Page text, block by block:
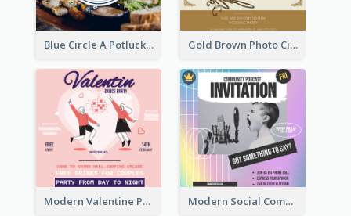
Blue Circle A Potluck Party Invitation Gold Brown Photo Circle Wedding Invitation
Modern Valentine Party Pink Invitation Design Templates Modern Social Community Club Invitation Design Ideas